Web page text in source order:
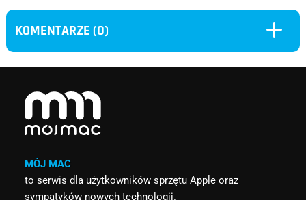
KOMENTARZE (0) L
MÓJ MAC
to serwis dla użytkowników sprzętu Apple oraz
sympatyków nowych technologii.